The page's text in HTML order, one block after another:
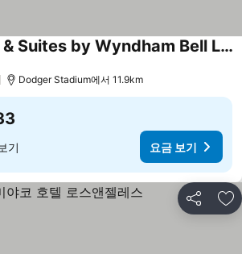
Travelodge Inn & Suites by Wyndham Bell Los Angeles Area
Dodger Stadium에서 11.9km
기 요금 보기
공유 즐